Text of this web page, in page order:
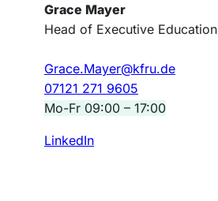
Grace Mayer
Head of Executive Education
Grace.Mayer@kfru.de
07121 271 9605
Mo-Fr 09:00 – 17:00
LinkedIn